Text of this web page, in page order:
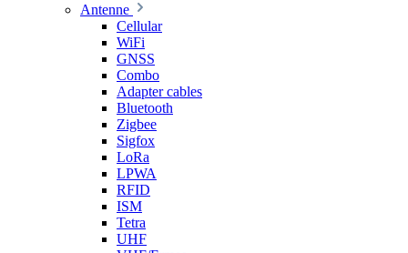
Antenne
Cellular
WiFi
GNSS
Combo
Adapter cables
Bluetooth
Zigbee
Sigfox
LoRa
LPWA
RFID
ISM
Tetra
UHF